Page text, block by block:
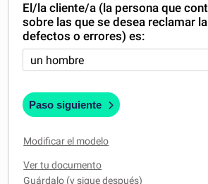
MI CUENTA
El/la cliente/a (la persona que
sobre las que se desea reclamar
defectos o errores) es:
Paso siguiente
Modificar el modelo
Ver tu documento